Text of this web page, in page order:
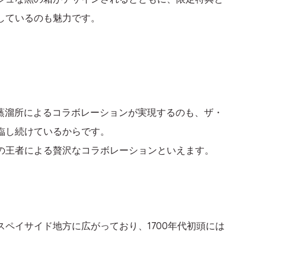
いるのも魅力です。
所によるコラボレーションが実現するのも、ザ・
続けているからです。
者による贅沢なコラボレーションといえます。
イサイド地方に広がっており、1700年代初頭には